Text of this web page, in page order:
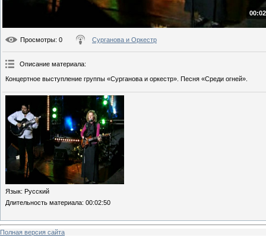
Просмотры: 0 Сурганова и Оркестр
Описание материала:
Концертное выступление группы «Сурганова и оркестр». Песня «Среди огней».
Язык: Русский
Длительность материала: 00:02:50
Полная версия сайта